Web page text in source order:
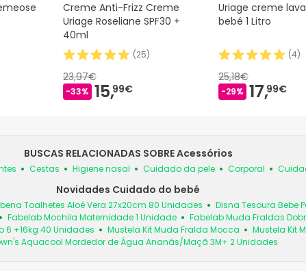
Creme Anti-Frizz Creme
Uriage Roseliane SPF30 +
40ml
(25)
23,97€
-33% 15,99€
Uriage creme
bebé 1 Litro
(4)
25,18€
-29% 17,99€
BUSCAS RELACIONADAS SOBRE Acessórios
Cestas Higiene nasal Cuidado da pele Corporal
Novidades Cuidado do bebé
Toalhetes Aloé Vera 27x20cm 80 Unidades
Disna Tesoura Bebe
Fabelab Mochila Maternidade 1 Unidade
Fabelab Muda Fraldas
6 +16kg 40 Unidades
Mustela Kit Muda Fralda Mocca
Mustela Kit
Aquacool Mordedor de Água Ananás/Maçã 3M+ 2 Unidades